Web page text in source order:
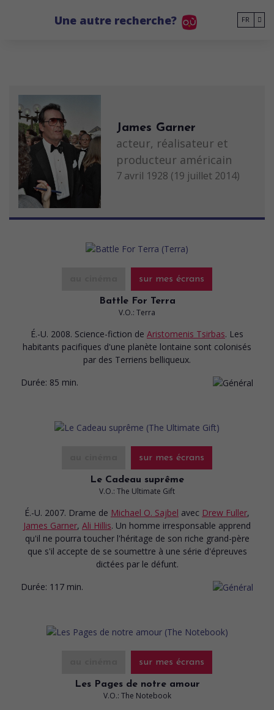
Une autre recherche? FR
James Garner
acteur, réalisateur et
producteur américain
7 avril 1928 (19 juillet 2014)
sur mes écrans
Battle For Terra
V.O.: Terra
É.-U. 2008. Science-fiction de Aristomenis Tsirbas. Les
habitants pacifiques d'une planète lontaine sont colonisés
par des Terriens belliqueux.
Durée: 85 min.
sur mes écrans
Le Cadeau suprême
V.O.: The Ultimate Gift
É.-U. 2007. Drame de Michael O. Sajbel avec Drew Fuller,
James Garner, Ali Hillis. Un homme irresponsable apprend
qu'il ne pourra toucher l'héritage de son riche grand-père
que s'il accepte de se soumettre à une série d'épreuves
dictées par le défunt.
Durée: 117 min.
sur mes écrans
Les Pages de notre amour
V.O.: The Notebook